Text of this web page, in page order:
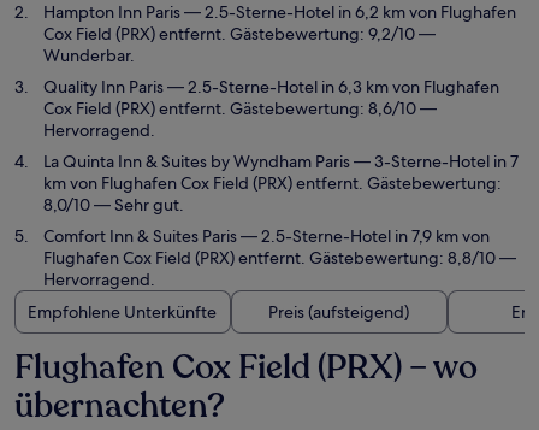
Hampton Inn Paris— 2.5-Sterne-Hotel in 6,2 km von Flughafen
Cox Field (PRX) entfernt. Gästebewertung: 9,2/10 —
Wunderbar.
Quality Inn Paris— 2.5-Sterne-Hotel in 6,3 km von Flughafen
Cox Field (PRX) entfernt. Gästebewertung: 8,6/10 —
Hervorragend.
La Quinta Inn & Suites by Wyndham Paris— 3-Sterne-Hotel in 7
km von Flughafen Cox Field (PRX) entfernt. Gästebewertung:
8,0/10 — Sehr gut.
Comfort Inn & Suites Paris— 2.5-Sterne-Hotel in 7,9 km von
Flughafen Cox Field (PRX) entfernt. Gästebewertung: 8,8/10 —
Hervorragend.
Empfohlene Unterkünfte
Preis (aufsteigend)
Flughafen Cox Field (PRX) – wo
übernachten?